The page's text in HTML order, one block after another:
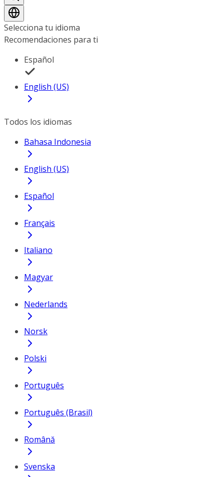
Selecciona tu idioma
Recomendaciones para ti
Español
English (US)
Todos los idiomas
Bahasa Indonesia
English (US)
Español
Français
Italiano
Magyar
Nederlands
Norsk
Polski
Português
Português (Brasil)
Română
Svenska